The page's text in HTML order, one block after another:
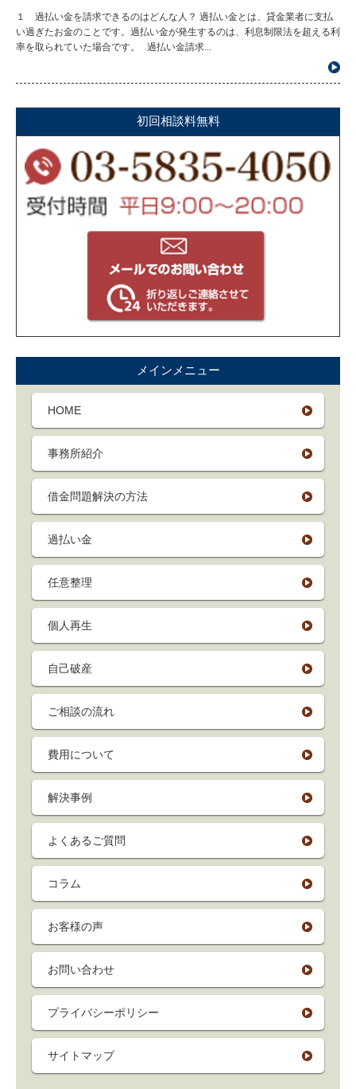
１ 過払い金を請求できるのはどんな人？ 過払い金とは、貸金業者に支払
い過ぎたお金のことです。過払い金が発生するのは、利息制限法を超える利
率を取られていた場合です。 過払い金請求...
初回相談料無料
メインメニュー
HOME
事務所紹介
借金問題解決の方法
過払い金
任意整理
個人再生
自己破産
ご相談の流れ
費用について
解決事例
よくあるご質問
コラム
お客様の声
お問い合わせ
プライバシーポリシー
サイトマップ